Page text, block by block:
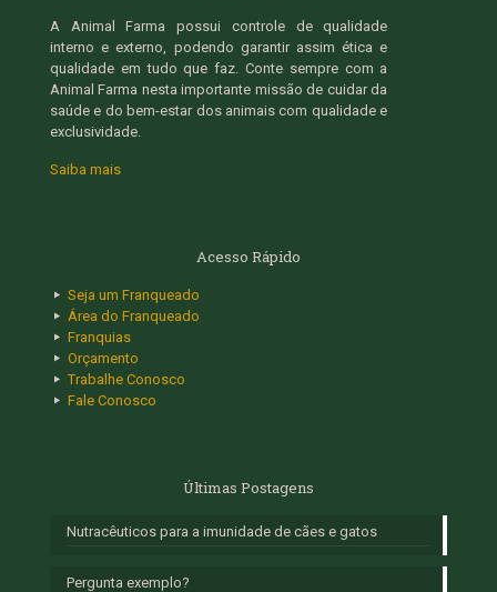
A Animal Farma possui controle de qualidade
interno e externo, podendo garantir assim ética e
qualidade em tudo que faz. Conte sempre com a
Animal Farma nesta importante missão de cuidar da
saúde e do bem-estar dos animais com qualidade e
exclusividade.
Saiba mais
Acesso Rápido
Seja um Franqueado
Área do Franqueado
Franquias
Orçamento
Trabalhe Conosco
Fale Conosco
Últimas Postagens
Nutracêuticos para a imunidade de cães e gatos
Pergunta exemplo?